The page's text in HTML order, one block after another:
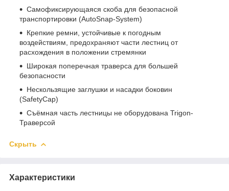
Самофиксирующаяся скоба для безопасной
транспортировки (AutoSnap-System)
Крепкие ремни, устойчивые к погодным
воздействиям, предохраняют части лестниц от
расхождения в положении стремянки
Широкая поперечная траверса для большей
безопасности
Нескользящие заглушки и насадки боковин
(SafetyCap)
Съёмная часть лестницы не оборудована Trigon-
Траверсой
Скрыть
Характеристики